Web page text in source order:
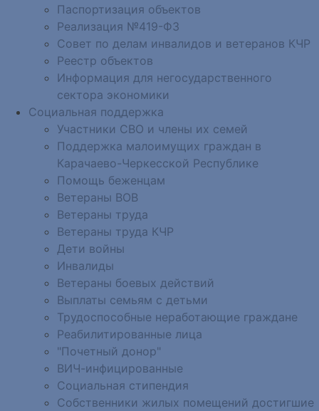
Паспортизация объектов
Реализация №419-ФЗ
Совет по делам инвалидов и ветеранов КЧР
Реестр объектов
Информация для негосударственного
сектора экономики
Социальная поддержка
Участники СВО и члены их семей
Поддержка малоимущих граждан в
Карачаево-Черкесской Республике
Помощь беженцам
Ветераны ВОВ
Ветераны труда
Ветераны труда КЧР
Дети войны
Инвалиды
Ветераны боевых действий
Выплаты семьям с детьми
Трудоспособные неработающие граждане
Реабилитированные лица
"Почетный донор"
ВИЧ-инфицированные
Социальная стипендия
Собственники жилых помещений достигшие